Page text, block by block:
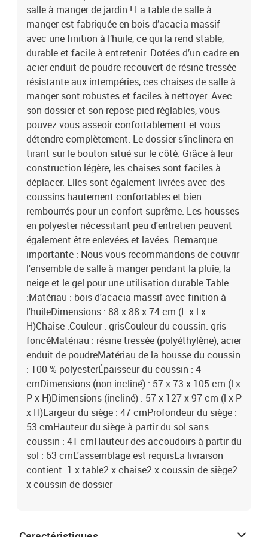
salle à manger de jardin ! La table de salle à
manger est fabriquée en bois d’acacia massif
avec une finition à l’huile, ce qui la rend stable,
durable et facile à entretenir. Dotées d’un cadre en
acier enduit de poudre recouvert de résine tressée
résistante aux intempéries, ces chaises de salle à
manger sont robustes et faciles à nettoyer. Avec
son dossier et son repose-pied réglables, vous
pouvez vous asseoir confortablement et vous
détendre complètement. Le dossier s’inclinera en
tirant sur le bouton situé sur le côté. Grâce à leur
construction légère, les chaises sont faciles à
déplacer. Elles sont également livrées avec des
coussins hautement confortables et bien
rembourrés pour un confort suprême. Les housses
en polyester nécessitant peu d'entretien peuvent
également être enlevées et lavées. Remarque
importante : Nous vous recommandons de couvrir
l'ensemble de salle à manger pendant la pluie, la
neige et le gel pour une utilisation durable.Table
:Matériau : bois d'acacia massif avec finition à
l'huileDimensions : 88 x 88 x 74 cm (L x l x
H)Chaise :Couleur : grisCouleur du coussin: gris
foncéMatériau : résine tressée (polyéthylène), acier
enduit de poudreMatériau de la housse du coussin
: 100 % polyesterÉpaisseur du coussin : 4
cmDimensions (non incliné) : 57 x 73 x 105 cm (l x
P x H)Dimensions (incliné) : 57 x 127 x 97 cm (l x P
x H)Largeur du siège : 47 cmProfondeur du siège :
53 cmHauteur du siège à partir du sol sans
coussin : 41 cmHauteur des accoudoirs à partir du
sol : 63 cmL'assemblage est requisLa livraison
contient :1 x table2 x chaise2 x coussin de siège2
x coussin de dossier